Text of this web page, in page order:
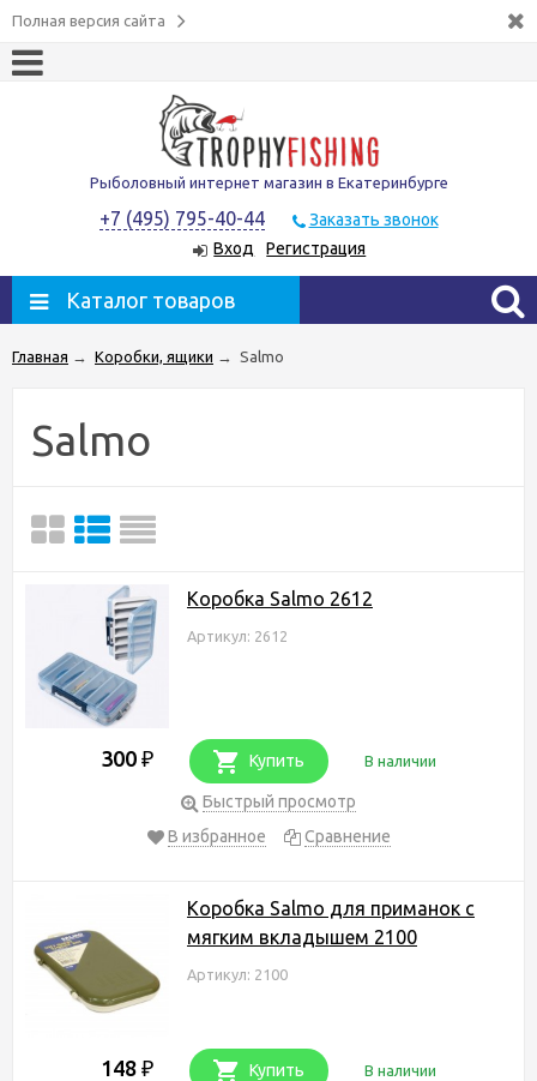
Полная версия сайта
Рыболовный интернет магазин в Екатеринбурге
+7 (495) 795-40-44
Заказать звонок
Вход
Регистрация
Каталог товаров
Главная → Коробки, ящики → Salmo
Salmo
Koробка Salmo 2612
Артикул: 2612
300 ₽ Купить В наличии
Быстрый просмотр
В избранное
Сравнение
Коробка Salmo для приманок с
мягким вкладышем 2100
Артикул: 2100
148 ₽ Купить В наличии